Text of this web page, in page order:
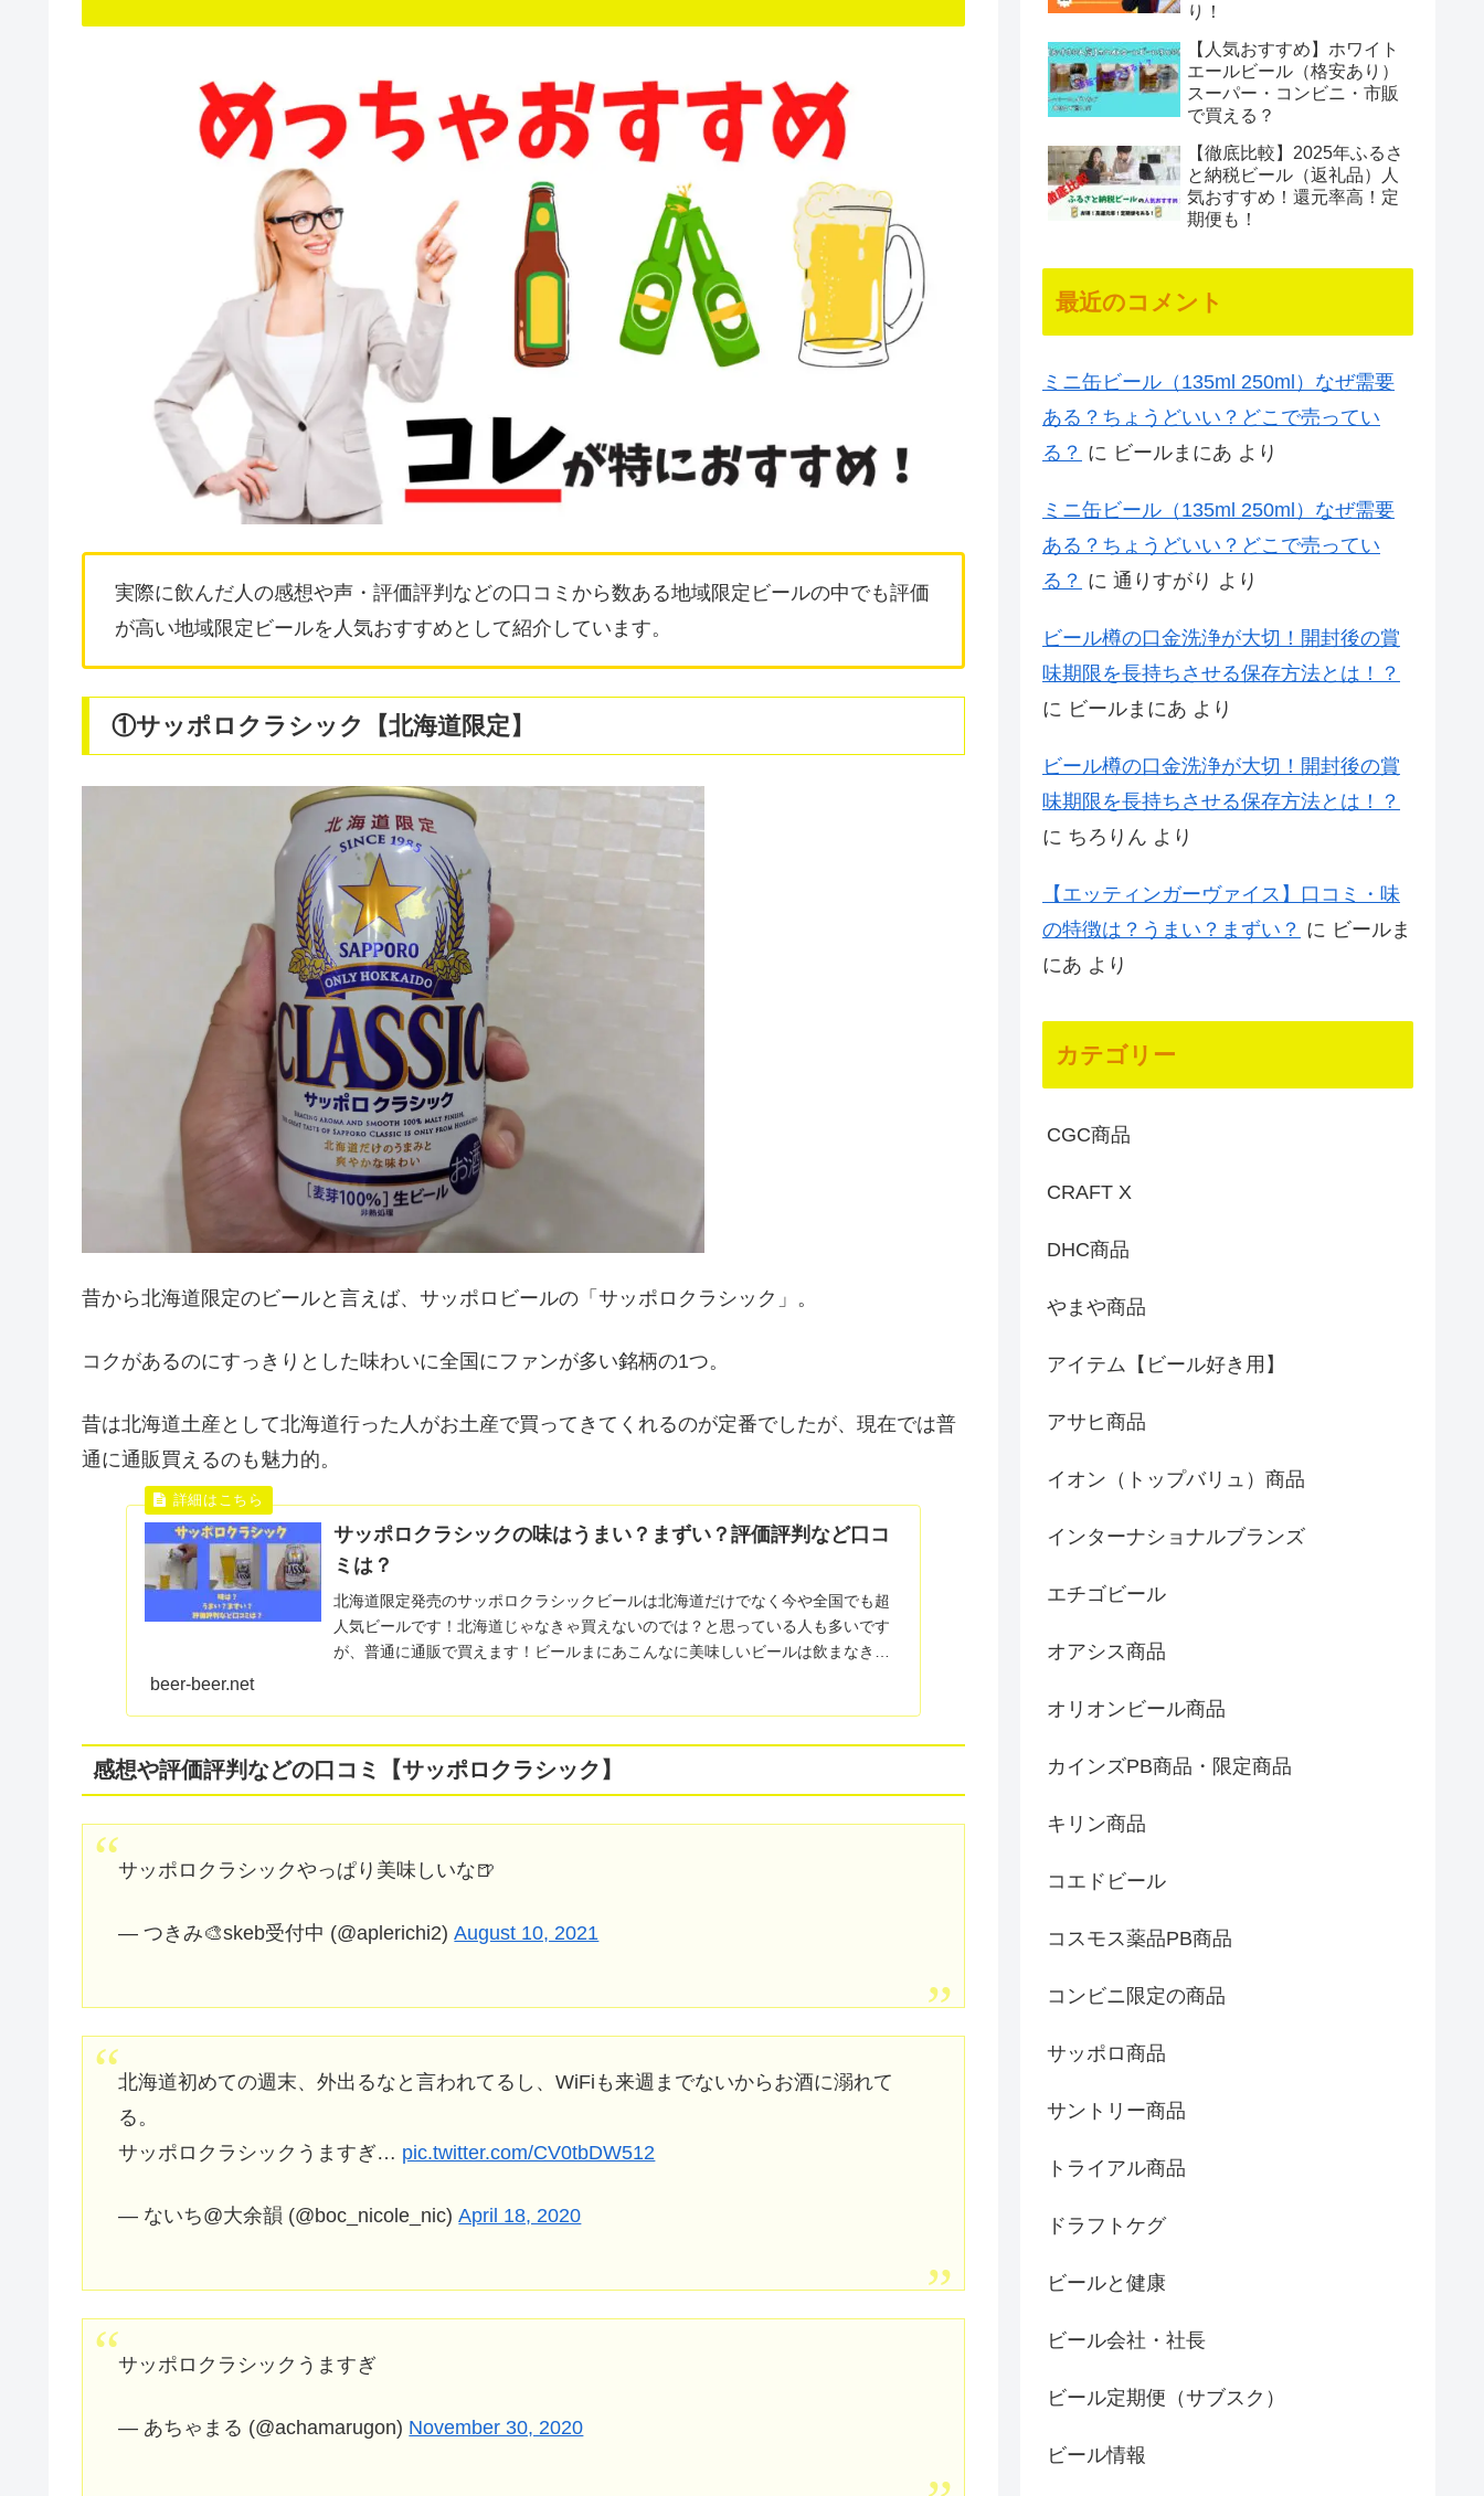
実際に飲んだ人の感想や声・評価評判などの口コミから数ある地域限定ビールの中でも評価
が高い地域限定ビールを人気おすすめとして紹介しています。
①サッポロクラシック【北海道限定】
昔から北海道限定のビールと言えば、サッポロビールの「サッポロクラシック」。
コクがあるのにすっきりとした味わいに全国にファンが多い銘柄の1つ。
昔は北海道土産として北海道行った人がお土産で買ってきてくれるのが定番でしたが、現在では普
通に通販買えるのも魅力的。
サッポロクラシックの味はうまい？まずい？評価評判など口コ
ミは？
北海道限定発売のサッポロクラシックビールは北海道だけでなく今や全国でも超
人気ビールです！北海道じゃなきゃ買えないのでは？と思っている人も多いです
が、普通に通販で買えます！ビールまにあこんなに美味しいビールは飲まなきゃ
beer-beer.net
感想や評価評判などの口コミ【サッポロクラシック】
サッポロクラシックやっぱり美味しいな🍺
— つきみ🎨skeb受付中 (@aplerichi2)August 10, 2021
北海道初めての週末、外出るなと言われてるし、WiFiも来週までないからお酒に溺れて
る。
サッポロクラシックうますぎ… pic.twitter.com/CV0tbDW512
— ないち@大余韻 (@boc_nicole_nic)April 18, 2020
サッポロクラシックうますぎ
— あちゃまる (@achamarugon) November 30, 2020
り！
【人気おすすめ】ホワイト
エールビール（格安あり）
スーパー・コンビニ・市販
で買える？
【徹底比較】2025年ふるさ
と納税ビール（返礼品）人
気おすすめ！還元率高！定
期便も！
最近のコメント
ミニ缶ビール（135ml 250ml）なぜ需要
ある？ちょうどいい？どこで売ってい
る？ に ビールまにあ より
ミニ缶ビール（135ml 250ml）なぜ需要
ある？ちょうどいい？どこで売ってい
る？ に 通りすがり より
ビール樽の口金洗浄が大切！開封後の賞
味期限を長持ちさせる保存方法とは！？
に ビールまにあ より
ビール樽の口金洗浄が大切！開封後の賞
味期限を長持ちさせる保存方法とは！？
に ちろりん より
【エッティンガーヴァイス】口コミ・味
の特徴は？うまい？まずい？ に ビールま
にあ より
カテゴリー
CGC商品
CRAFT X
DHC商品
やまや商品
アイテム【ビール好き用】
アサヒ商品
イオン（トップバリュ）商品
インターナショナルブランズ
エチゴビール
オアシス商品
オリオンビール商品
カインズPB商品・限定商品
キリン商品
コエドビール
コスモス薬品PB商品
コンビニ限定の商品
サッポロ商品
サントリー商品
トライアル商品
ドラフトケグ
ビールと健康
ビール会社・社長
ビール定期便（サブスク）
ビール情報